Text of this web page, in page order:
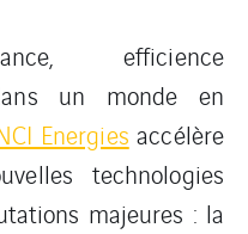
efficience
un monde en
Energies accélère
technologies
majeures : la